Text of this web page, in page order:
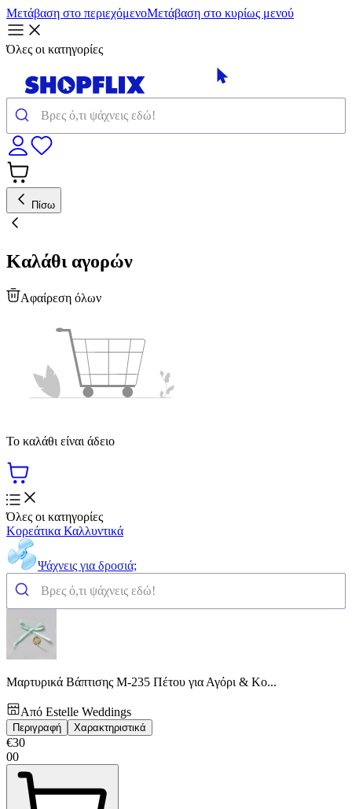
Μετάβαση στο περιεχόμενοΜετάβαση στο κυρίως μενού
Όλες οι κατηγορίες
Πίσω
Καλάθι αγορών
Αφαίρεση όλων
Το καλάθι είναι άδειο
Όλες οι κατηγορίες
Κορεάτικα Καλλυντικά
Ψάχνεις για δροσιά;
Μαρτυρικά Βάπτισης Μ-235 Πέτου για Αγόρι & Κο...
Από Estelle Weddings
Περιγραφή Χαρακτηριστικά
€30
00